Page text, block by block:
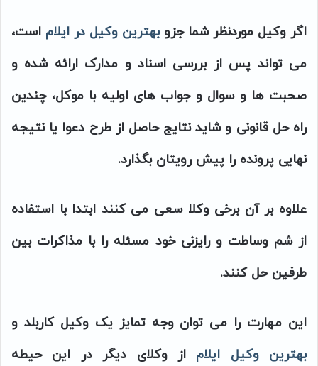
اگر وکیل موردنظر شما جزوبهترین وکیل در ایلام است،
می تواند پس از بررسی اسناد و مدارک ارائه شده و
صحبت ها و سوال و جواب های اولیه با موکل، چندین
راه حل قانونی و شاید نتایج حاصل از طرح دعوا یا نتیجه
نهایی پرونده را پیش رویتان بگذارد.
علاوه بر آن برخی وکلا سعی می کنند ابتدا با استفاده
از شم وساطت و رایزنی خود مسئله را با مذاکرات بین
طرفین حل کنند.
این مهارت را می توان وجه تمایز یک وکیل کاربلد و
بهترین وکیل ایلام از وکلای دیگر در این حیطه